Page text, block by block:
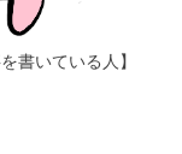
書いている人】